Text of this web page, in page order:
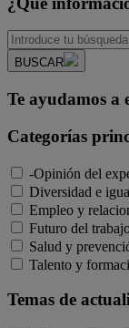
BUSCAR
Te ayudamos a
Categorías
-Opinión del
Diversidad e
Empleo y
Futuro del
Salud y
Talento y
Temas de